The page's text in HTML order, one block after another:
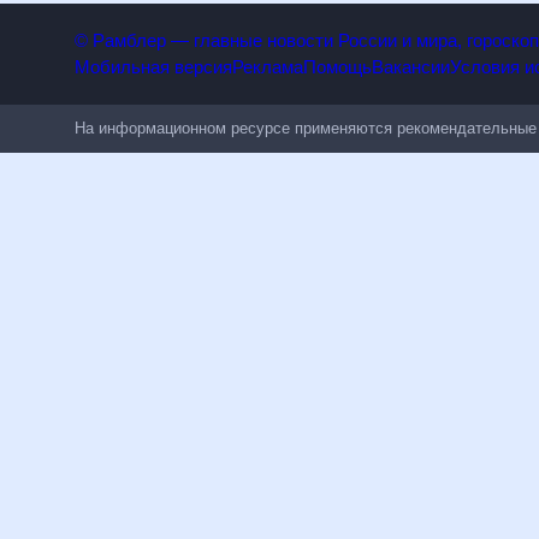
© Рамблер — главные новости России и мира,
Мобильная версияРекламаПомощьВакансии
На информационном ресурсе применяются